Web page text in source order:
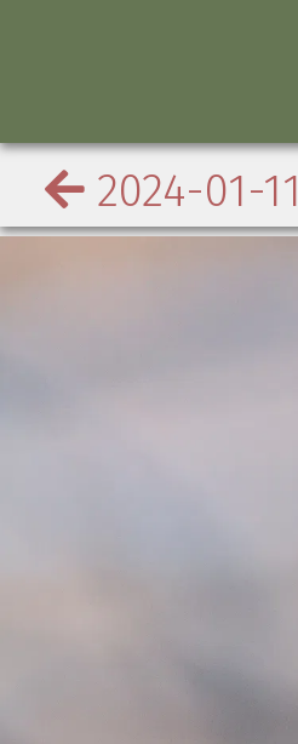
2024-01-11